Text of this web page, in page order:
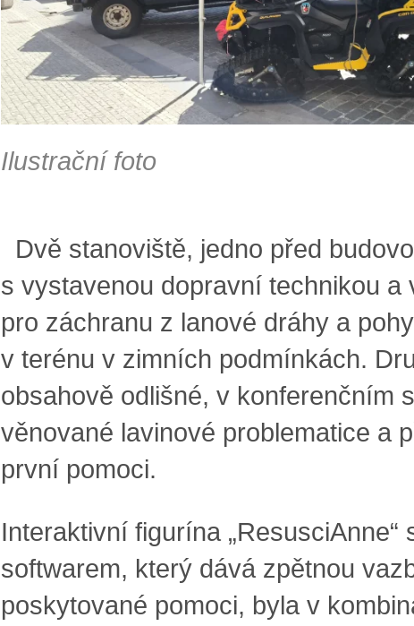
Ilustrační foto
Dvě stanoviště, jedno před
s vystavenou dopravní technikou a
pro záchranu z lanové dráhy a
v terénu v zimních podmínkách.
obsahově odlišné, v konferenčním
věnované lavinové problematice a
první pomoci.
Interaktivní figurína „ResusciAnne“
softwarem, který dává zpětnou
poskytované pomoci, byla v